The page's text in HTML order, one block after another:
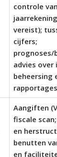
controle
vereist);
cijfers;
prognoses/
advies over
beheersing
rapportages
Aangiften
fiscale
en
benutten
en